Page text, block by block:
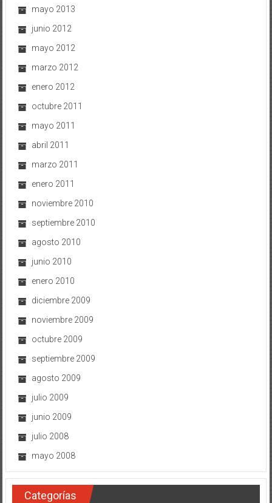
mayo 2013
junio 2012
mayo 2012
marzo 2012
enero 2012
octubre 2011
mayo 2011
abril 2011
marzo 2011
enero 2011
noviembre 2010
septiembre 2010
agosto 2010
junio 2010
enero 2010
diciembre 2009
noviembre 2009
octubre 2009
septiembre 2009
agosto 2009
julio 2009
junio 2009
julio 2008
mayo 2008
Categorías